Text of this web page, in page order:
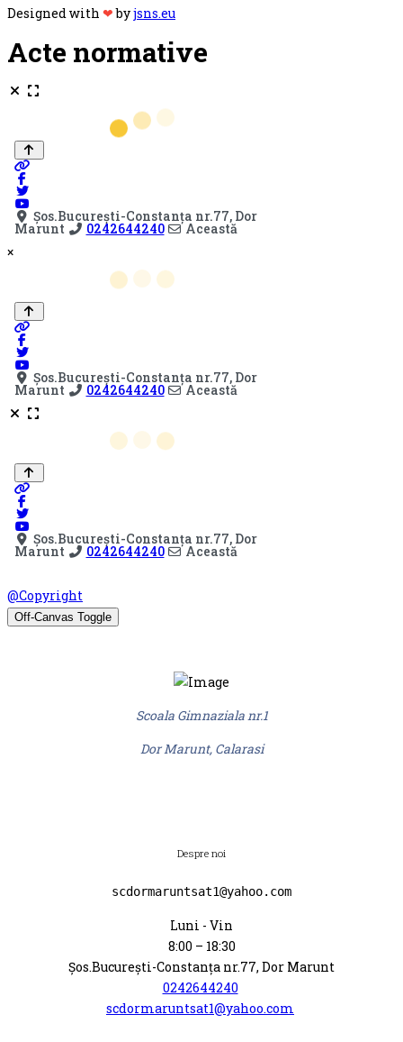
Designed with ❤byjsns.eu
Acte normative
×
@Copyright
Off-Canvas Toggle
Scoala Gimnaziala nr.1
Dor Marunt, Calarasi
Despre noi
scdormaruntsat1@yahoo.com
Luni - Vin
8:00 – 18:30
Șos.Bucureşti-Constanţa nr.77, Dor Marunt
0242644240
scdormaruntsat1@yahoo.com